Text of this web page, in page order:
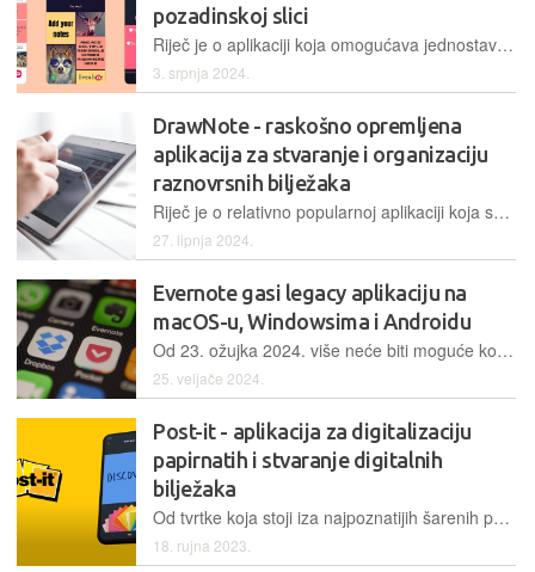
pozadinskoj slici
Riječ je o aplikaciji koja omogućava jednostavno stvaranje i upravljanje bilješkama, no čitav koncept čini pomalo drukčijim. Naime, bilješke će se pojaviti na wallpaperu i tako osigurati da ih se uoči na vrijeme…
3. srpnja 2024.
DrawNote - raskošno opremljena
aplikacija za stvaranje i organizaciju
raznovrsnih bilježaka
Riječ je o relativno popularnoj aplikaciji koja se specijalizira za jednostavno stvaranje digitalnih bilježaka u koje je moguće dodavati i raznovrstan sadržaj, ali može poslužiti i kao beskonačna digitalna bijela ploča namijenjena kreativcima…
27. lipnja 2024.
Evernote gasi legacy aplikaciju na
macOS-u, Windowsima i Androidu
Od 23. ožujka 2024. više neće biti moguće koristiti verzije Evernotea izdane prije v10 na macOS-u, Windowsima i Androidu dok je verzija za iOS već povučena iz upotrebe
25. veljače 2024.
Post-it - aplikacija za digitalizaciju
papirnatih i stvaranje digitalnih
bilježaka
Od tvrtke koja stoji iza najpoznatijih šarenih papirića za jednostavno pisanje bilježaka dolazi i službena aplikacija za pametne telefone koja papirnate bilješke može digitalizirati, ali nudi i mogućnost stvaranja i organiziranja digitalnih bilježaka…
18. rujna 2023.